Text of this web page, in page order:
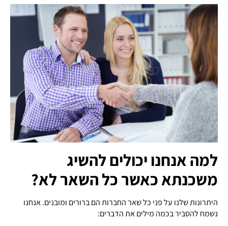
למה אנחנו יכולים להשיג
משכנתא כאשר כל השאר לא?
היתרונות שלנו על פני כל שאר החברות הם ברורים ומובנים. אנחנו
נשמח להסביר בכמה מילים את הדברים: